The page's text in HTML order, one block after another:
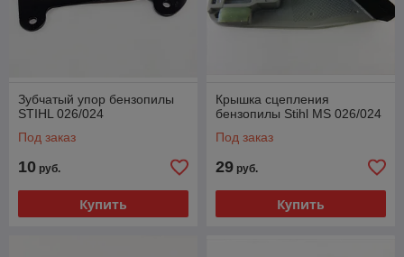
Зубчатый упор бензопилы
STIHL 026/024
Под заказ
10 руб.
Купить
Крышка сцепления
бензопилы Stihl MS 026/024
Под заказ
29 руб.
Купить